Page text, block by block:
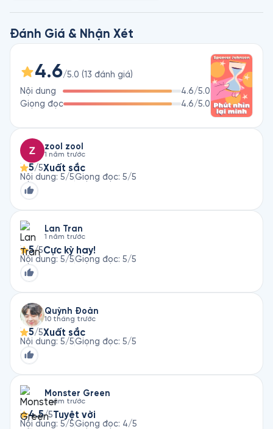
người Mỹ. Ông từng là Giám đốc truyền thông của công ty
Medtronic, nhà nghiên cứu tâm lý tại Viện Nghiên cứu Tổng
hợp, và chuyên viên nghiên cứu của Trung tâm nghiên cứu
Nhân học. Đồng thời, ông còn là tác giả và đồng tác giả của
nhiều đầu sách nổi tiếng, trong đó có Ai Lấy Miếng Pho Mát
Của Tôi?, Phút Nhìn Lại Mình, Quà Tặng Diệu Kỳ, Những Quyết
Đánh Giá & Nhận Xét
4.6/5.0 (13 đánh giá)
Nội dung
4.6/5.0
Giọng đọc
4.6/5.0
zool zool
1 năm trước
5/5Xuất sắc
Nội dung: 5/5Giọng đọc: 5/5
Lan Tran
1 năm trước
5/5Cực kỳ hay!
Nội dung: 5/5Giọng đọc: 5/5
Quỳnh Đoàn
10 tháng trước
5/5Xuất sắc
Nội dung: 5/5Giọng đọc: 5/5
Monster Green
1 năm trước
4.5/5Tuyệt vời
Nội dung: 5/5Giọng đọc: 4/5